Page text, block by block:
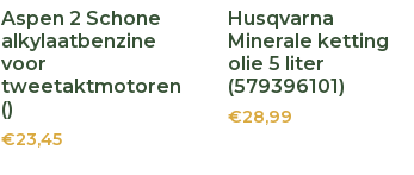
Aspen 2 Schone
alkylaatbenzine
voor
tweetaktmotoren
()
€23,45
Husqvarna
Minerale ketting
olie 5 liter
(579396101)
€28,99